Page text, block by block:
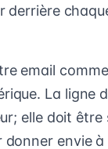
derrière
email
La ligne
elle doit être
envie à